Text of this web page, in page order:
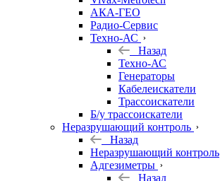
АКА-ГЕО
Радио-Сервис
Техно-АС
Назад
Техно-АС
Генераторы
Кабелеискатели
Трассоискатели
Б/у трассоискатели
Неразрушающий контроль
Назад
Неразрушающий контроль
Адгезиметры
Назад